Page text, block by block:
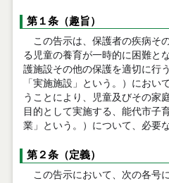
第１条（趣旨）
この告示は、保護者の疾病そ
る児童の養育が一時的に困難と
護施設その他の保護を適切に行
「実施施設」という。）におい
うことにより、児童及びその家
目的として実施する、能代市子
業」という。）について、必要
第２条（定義）
この告示において、次の各号